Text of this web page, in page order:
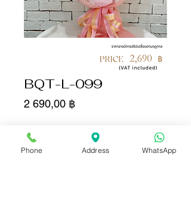
BQT-L-099
2 690,00 ฿Цена
Количество
Phone Address WhatsApp